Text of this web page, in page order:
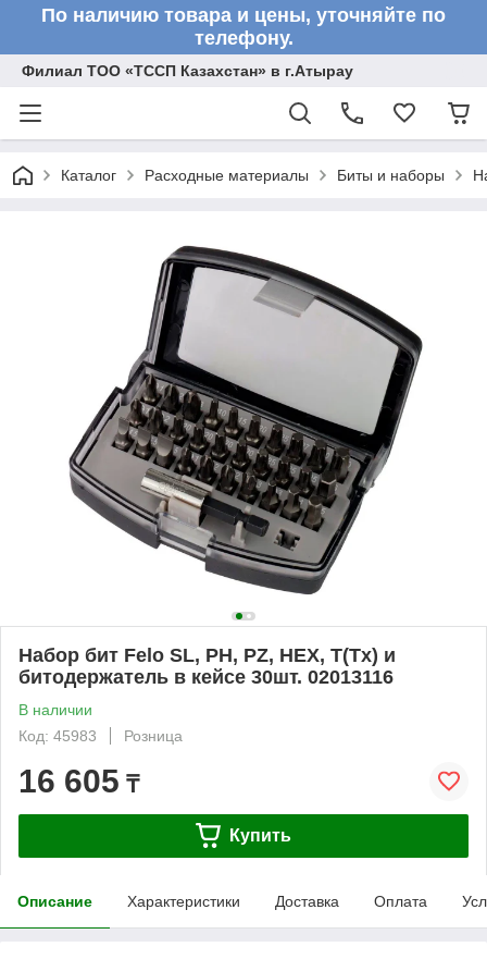
По наличию товара и цены, уточняйте по
телефону.
Филиал ТОО «ТССП Казахстан» в г.Атырау
Каталог Расходные материалы Биты и наборы
Набор бит Felo SL, PH, PZ, HEX, T(Tx) и
битодержатель в кейсе 30шт. 02013116
В наличии
Код: 45983
Розница
16 605 ₸
Купить
Описание Характеристики Доставка Оплата